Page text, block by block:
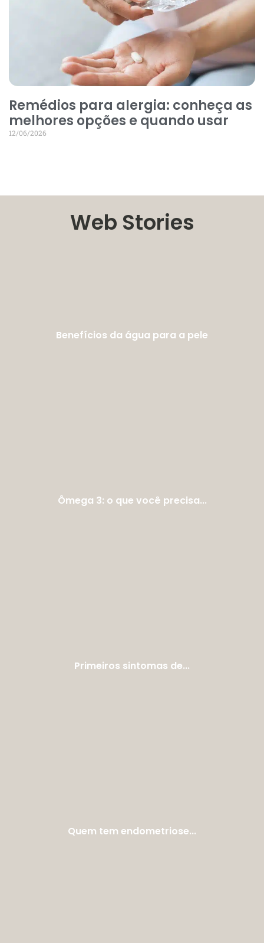
Remédios para alergia: conheça as
melhores opções e quando usar
12/06/2026
Web Stories
Benefícios da água para a pele
Ômega 3: o que você precisa...
Primeiros sintomas de...
Quem tem endometriose...